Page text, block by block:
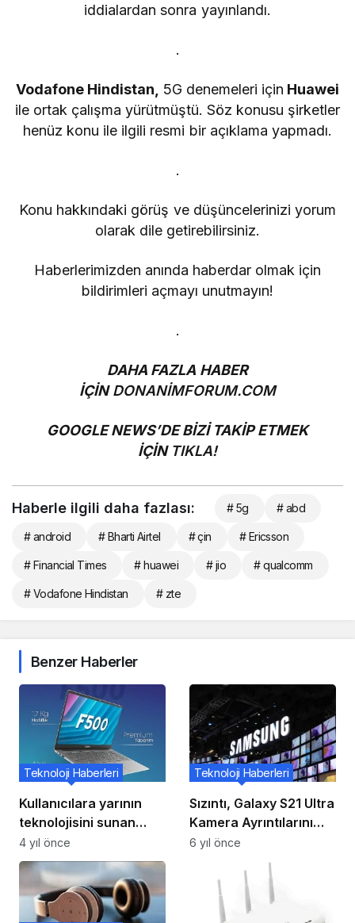
iddialardan sonra yayınlandı.
.
Vodafone Hindistan, 5G denemeleri için Huawei
ile ortak çalışma yürütmüştü. Söz konusu şirketler
henüz konu ile ilgili resmi bir açıklama yapmadı.
.
Konu hakkındaki görüş ve düşüncelerinizi yorum
olarak dile getirebilirsiniz.
Haberlerimizden anında haberdar olmak için
bildirimleri açmayı unutmayın!
.
DAHA FAZLA HABER
İÇİNDONANİMFORUM.COM
GOOGLE NEWS’DE BİZİ TAKİP ETMEK
İÇİN TIKLA!
Haberle ilgili daha fazlası: # 5g # abd
# android # Bharti Airtel # çin # Ericsson
# Financial Times # huawei # jio # qualcomm
# Vodafone Hindistan # zte
Benzer Haberler
Kullanıcılara yarının
teknolojisini sunan
Casper Nirvana F500
tanıtıldı
Teknoloji Haberleri
4 yıl önce
Sızıntı, Galaxy S21 Ultra
Kamera Ayrıntılarını
Ortaya Koyuyor: Yeni
108MP Sensör, ToF
Sensörü Kaldırıldı
Teknoloji Haberleri
6 yıl önce